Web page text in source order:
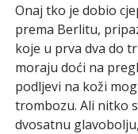
Onaj tko je dobio
prema Berlitu,
koje u prva dva do
moraju doći na
podljevi na koži
trombozu. Ali nitko
dvosatnu